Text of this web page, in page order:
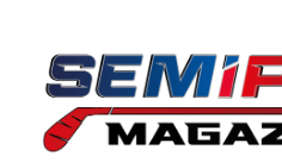
contenu